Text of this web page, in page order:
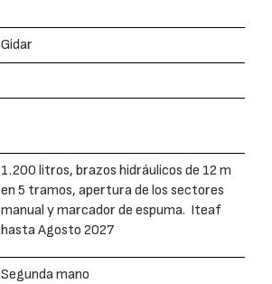
Gidar
1.200 litros, brazos hidráulicos de 12 m
en 5 tramos, apertura de los sectores
manual y marcador de espuma. Iteaf
hasta Agosto 2027
Segunda mano